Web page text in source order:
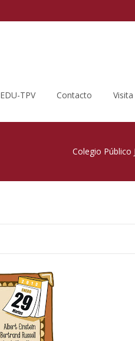
EDU-TPV Contacto
Colegio Público